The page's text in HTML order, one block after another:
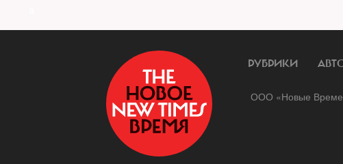
РУБРИКИ
ООО «Новые